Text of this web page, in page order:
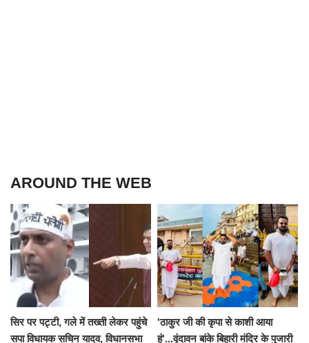
AROUND THE WEB
सिर पर पट्टी, गले में तख्ती लेकर पहुंचे
सपा विधायक सचिन यादव, विधानसभा
'ठाकुर जी की कृपा से काशी आया
हूं'...वृंदावन बांके बिहारी मंदिर के पुजारी